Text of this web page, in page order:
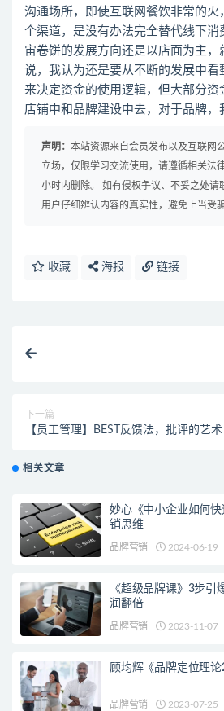
沟通场所，即使互联网餐饮非常的火
个渠道，是没有办法完全替代线下消
宙卷饼的发展方向还是以店面为主，
说，我认为还是要从不断的发展中看
来决定资金的使用逻辑，但大部分资
店铺中和品牌建设中去，对于品牌，
声明： 本站资源来自会员发布以及互联网
立场，仅限学习交流使用，请遵循相关法
小时内删除。 如有侵权争议、不妥之处请
用户仔细辨认内容的真实性，避免上当受骗
收藏 海报 链接
下一篇
【员工管理】BEST反馈法，批评的艺术
相关文章
妙心《中小企业如何
销思维
品牌营销 2024-06-19
《超级品牌课》3步引
润翻倍
品牌营销 2023-11-07
顾均辉《品牌定位理
品牌营销 2023-07-25